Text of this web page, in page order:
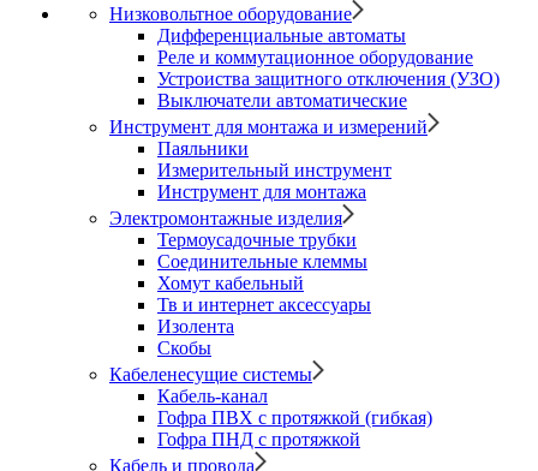
Низковольтное оборудование
Дифференциальные автоматы
Реле и коммутационное оборудование
Устроиства защитного отключения (УЗО)
Выключатели автоматические
Инструмент для монтажа и измерений
Паяльники
Измерительный инструмент
Инструмент для монтажа
Электромонтажные изделия
Термоусадочные трубки
Соединительные клеммы
Хомут кабельный
Тв и интернет аксессуары
Изолента
Скобы
Кабеленесущие системы
Кабель-канал
Гофра ПВХ с протяжкой (гибкая)
Гофра ПНД с протяжкой
Кабель и провода